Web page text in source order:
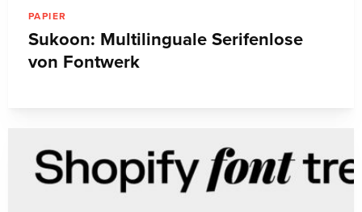
PAPIER
Sukoon: Multilinguale Serifenlose
von Fontwerk